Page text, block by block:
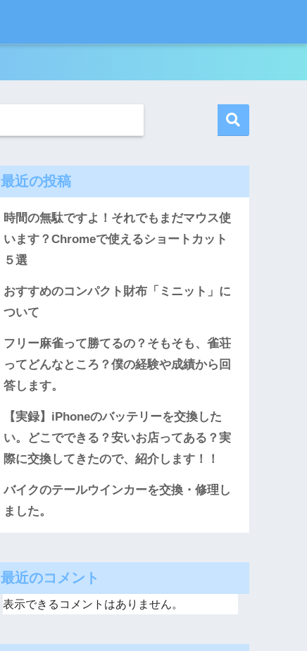
最近の投稿
時間の無駄ですよ！それでもまだマウス使
います？Chromeで使えるショートカット
５選
おすすめのコンパクト財布「ミニット」に
ついて
フリー麻雀って勝てるの？そもそも、雀荘
ってどんなところ？僕の経験や成績から回
答します。
【実録】iPhoneのバッテリーを交換した
い。どこでできる？安いお店ってある？実
際に交換してきたので、紹介します！！
バイクのテールウインカーを交換・修理し
ました。
最近のコメント
表示できるコメントはありません。